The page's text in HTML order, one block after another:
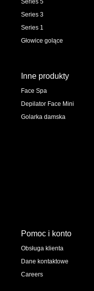
Series 5
Series 3
Series 1
Głowice golące
Inne produkty
Face Spa
Depilator Face Mini
Golarka damska
Pomoc i konto
Obsługa klienta
Dane kontaktowe
Careers